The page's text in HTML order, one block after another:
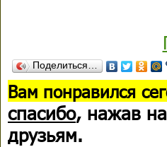
Поделиться…
Вам понравился
спасибо, нажав
друзьям.